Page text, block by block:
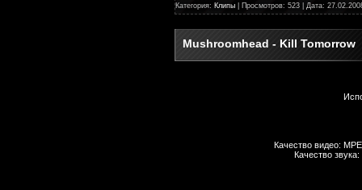
Категория: Клипы | Просмотров: 523 | Дата:
Mushroomhead - Kill Tomorrow
Качество видео:
Качество